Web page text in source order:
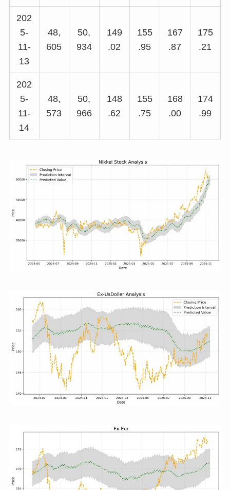
202
5-
11-
13
48,
605
50,
934
149
.02
155
.95
167
.87
175
.21
202
5-
11-
14
48,
573
50,
966
148
.62
155
.75
168
.00
174
.99